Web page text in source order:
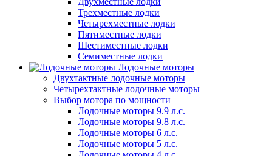
Трехместные лодки
Четырехместные лодки
Пятиместные лодки
Шестиместные лодки
Семиместные лодки
Лодочные моторы
Двухтактные лодочные моторы
Четырехтактные лодочные моторы
Выбор мотора по мощности
Лодочные моторы 9.9 л.с.
Лодочные моторы 9.8 л.с.
Лодочные моторы 6 л.с.
Лодочные моторы 5 л.с.